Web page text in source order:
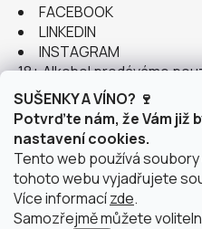
SUŠENKY A VÍNO? 🍷
Potvrďte nám, že Vám již
nastavení cookies.
Tento web používá
tohoto webu vyjadřujete
Více informacízde.
Samozřejmě můžete
FACEBOOK
LINKEDIN
INSTAGRAM
18+ Alkohol prodáváme
rozumem.
Instagram